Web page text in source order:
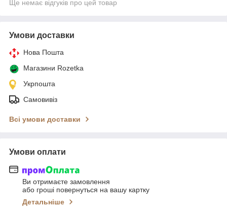
Ще немає відгуків про цей товар
Умови доставки
Нова Пошта
Магазини Rozetka
Укрпошта
Самовивіз
Всі умови доставки
Умови оплати
Ви отримаєте замовлення
або гроші повернуться на вашу картку
Детальніше